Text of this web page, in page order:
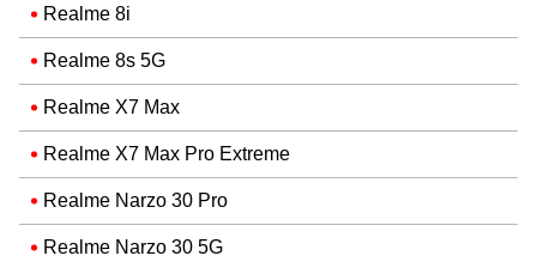
Realme 8i
Realme 8s 5G
Realme X7 Max
Realme X7 Max Pro Extreme
Realme Narzo 30 Pro
Realme Narzo 30 5G